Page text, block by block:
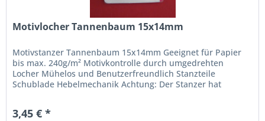
Motivlocher Tannenbaum 15x14mm
Motivstanzer Tannenbaum 15x14mm Geeignet für Papier
bis max. 240g/m² Motivkontrolle durch umgedrehten
Locher Mühelos und Benutzerfreundlich Stanzteile
Schublade Hebelmechanik Achtung: Der Stanzer hat
3,45 € *